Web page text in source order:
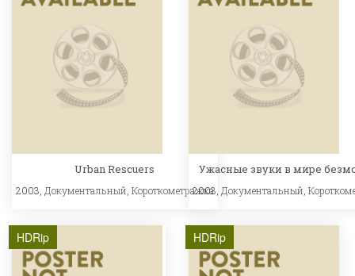
Urban Rescuers
2003, Документальный, Короткометражка
Ужасные звуки в мире
2003,Документальный,
HDRip HDRip